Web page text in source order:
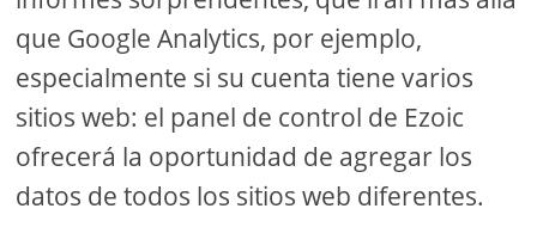
que Google Analytics, por ejemplo,
especialmente si su cuenta tiene varios
sitios web: el panel de control de Ezoic
ofrecerá la oportunidad de agregar los
datos de todos los sitios web diferentes.